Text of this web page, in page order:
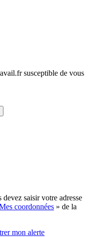
susceptible de vous
saisir votre adresse
coordonnées » de la
mon alerte